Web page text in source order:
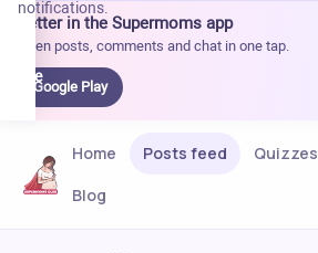
Better in the Supermoms app
Open posts, comments and chat in one tap.
Google Play
notifications.
Home Posts feed
Quizzes
Blog